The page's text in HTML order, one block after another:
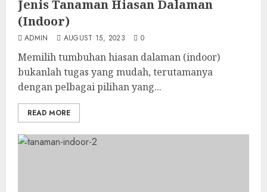
Jenis Tanaman Hiasan Dalaman
(Indoor)
ADMIN AUGUST 15, 2023 0
Memilih tumbuhan hiasan dalaman (indoor)
bukanlah tugas yang mudah, terutamanya
dengan pelbagai pilihan yang...
READ MORE